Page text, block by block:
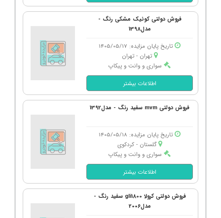
فروش دولتی کوئیک مشکی رنگ -
مدل1398
تاریخ پایان مزایده: 1405/05/17
تهران - تهران
سواری و وانت و پیکاپ
اطلاعات بیشتر
فروش دولتی mvm سفید رنگ - مدل1392
تاریخ پایان مزایده: 1405/05/18
گلستان - كردكوی
سواری و وانت و پیکاپ
اطلاعات بیشتر
فروش دولتی کرولا gli1800 سفید رنگ -
مدل2006